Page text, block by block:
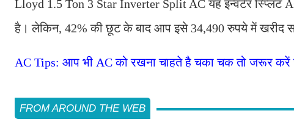
Lloyd 1.5 Ton 3 Star Inverter Split AC यह इन्वर्टर
है। लेकिन, 42% की छूट के बाद आप इसे 34,490 रुपये में खरीद
AC Tips: आप भी AC को रखना चाहते है चका चक तो जरूर करें
FROM AROUND THE WEB